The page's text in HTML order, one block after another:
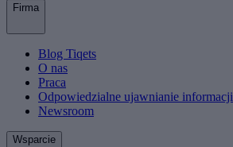
Firma
Blog Tiqets
O nas
Praca
Odpowiedzialne ujawnianie informacji
Newsroom
Wsparcie